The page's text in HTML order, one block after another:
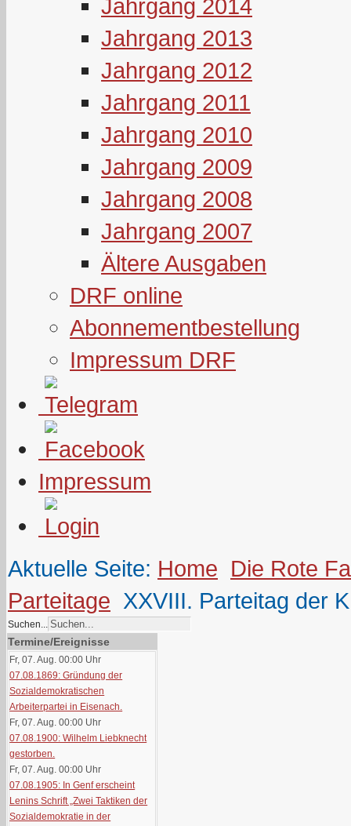
Jahrgang 2014
Jahrgang 2013
Jahrgang 2012
Jahrgang 2011
Jahrgang 2010
Jahrgang 2009
Jahrgang 2008
Jahrgang 2007
Ältere Ausgaben
DRF online
Abonnementbestellung
Impressum DRF
Impressum
Aktuelle Seite: Home Die Rote
Parteitage XXVIII. Parteitag der
Suchen...
Termine/Ereignisse
Fr, 07. Aug. 00:00 Uhr
07.08.1869: Gründung der
Sozialdemokratischen
Arbeiterpartei in Eisenach.
Fr, 07. Aug. 00:00 Uhr
07.08.1900: Wilhelm Liebknecht
gestorben.
Fr, 07. Aug. 00:00 Uhr
07.08.1905: In Genf erscheint
Lenins Schrift „Zwei Taktiken der
Sozialdemokratie in der